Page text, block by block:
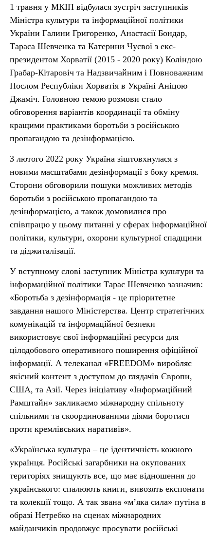
1 травня у МКІП відбулася зустріч заступників
Міністра культури та інформаційної політики
України Галини Григоренко, Анастасії Бондар,
Тараса Шевченка та Катерини Чуєвої з екс-
президентом Хорватії (2015 - 2020 року) Коліндою
Грабар-Кітаровіч та Надзвичайним і Повноважним
Послом Республіки Хорватія в Україні Аніцою
Джаміч. Головною темою розмови стало
обговорення варіантів координації та обміну
кращими практиками боротьби з російською
пропагандою та дезінформацією.
З лютого 2022 року Україна зіштовхнулася з
новими масштабами дезінформації з боку кремля.
Сторони обговорили пошуки можливих методів
боротьби з російською пропагандою та
дезінформацією, а також домовилися про
співпрацю у цьому питанні у сферах інформаційної
політики, культури, охорони культурної спадщини
та діджиталізації.
У вступному слові заступник Міністра культури та
інформаційної політики Тарас Шевченко зазначив:
«Боротьба з дезінформація - це пріоритетне
завдання нашого Міністерства. Центр стратегічних
комунікацій та інформаційної безпеки
використовує свої інформаційні ресурси для
цілодобового оперативного поширення офіційної
інформації. А телеканал «FREEDOM» виробляє
якісний контент з доступом до глядачів Європи,
США, та Азії. Через ініціативу «Інформаційний
Рамштайн» закликаємо міжнародну спільноту
спільними та скоординованими діями боротися
проти кремлівських наративів».
«Українська культура – це ідентичність кожного
українця. Російські загарбники на окупованих
територіях знищують все, що має відношення до
українського: спалюють книги, вивозять експонати
та колекції тощо. А так звана «м’яка сила» путіна в
образі Нетребко на сценах міжнародних
майданчиків продовжує просувати російські